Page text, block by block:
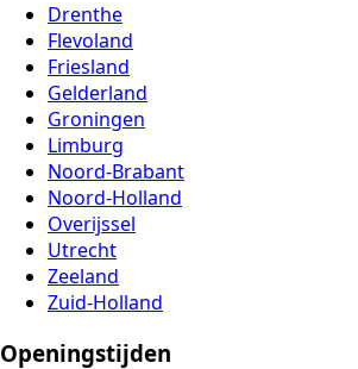
Drenthe
Flevoland
Friesland
Gelderland
Groningen
Limburg
Noord-Brabant
Noord-Holland
Overijssel
Utrecht
Zeeland
Zuid-Holland
Openingstijden